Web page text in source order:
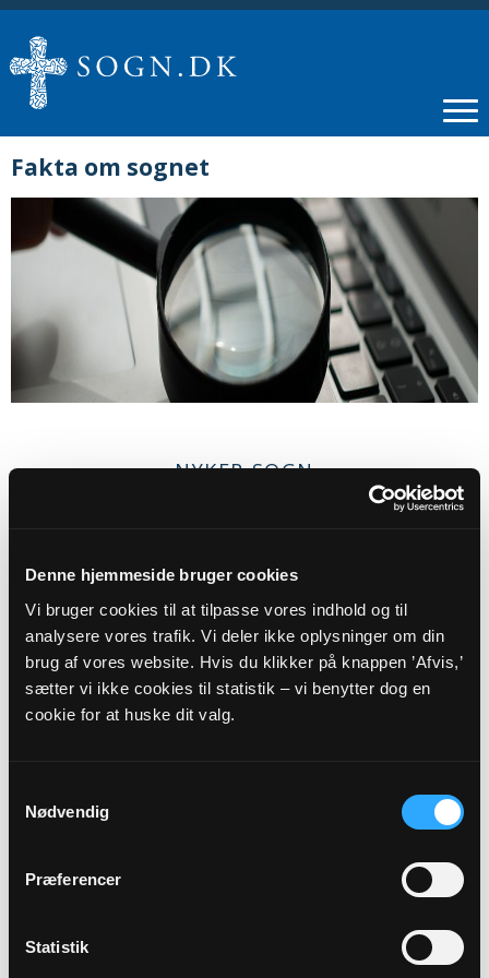
Denne hjemmeside bruger cookies
Vi bruger cookies til at tilpasse vores indhold og til
analysere vores trafik. Vi deler ikke oplysninger om din
brug af vores website. Hvis du klikker på knappen ’Afvis,’
sætter vi ikke cookies til statistik – vi benytter dog en
cookie for at huske dit valg.
Nødvendig
Præferencer
Statistik
Fakta om sognet
NYKER SOGN
Myndighedsoplysninger
Sognekode: 7556
Pastorat: Nyker Pastorat
Kommune: Bornholms Regionskommune (400)
Bornholms Provsti